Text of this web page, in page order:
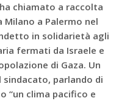
chiamato a raccolta
a Palermo nel
in solidarietà agli
fermati da Israele e
di Gaza. Un
sindacato, parlando di
“un clima pacifico e